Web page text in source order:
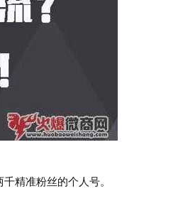
精准粉丝的个人号。